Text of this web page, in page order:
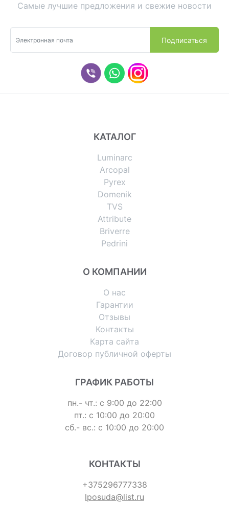
Самые лучшие предложения и свежие новости
КАТАЛОГ
Luminarc
Arcopal
Pyrex
Domenik
TVS
Attribute
Briverre
Pedrini
О КОМПАНИИ
О нас
Гарантии
Отзывы
Контакты
Карта сайта
Договор публичной оферты
ГРАФИК РАБОТЫ
пн.- чт.: с 9:00 до 22:00
пт.: с 10:00 до 20:00
сб.- вс.: с 10:00 до 20:00
КОНТАКТЫ
+375296777338
lposuda@list.ru